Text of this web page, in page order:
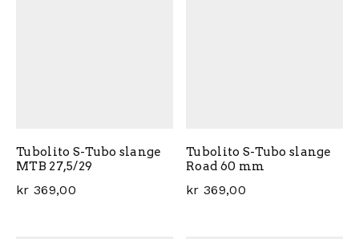
Tubolito S-Tubo slange
MTB 27,5/29
kr 369,00
Tubolito S-Tubo slange
Road 60 mm
kr 369,00